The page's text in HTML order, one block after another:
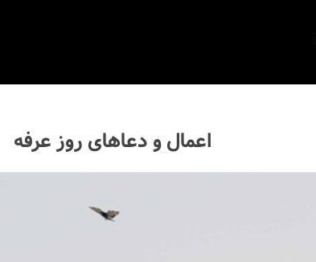
اعمال و دعاهای روز عرفه